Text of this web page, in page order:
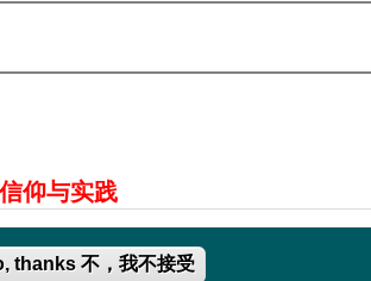
仰与实践
thanks 不，我不接受